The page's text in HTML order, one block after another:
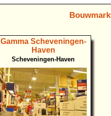
Gamma Scheveningen-
Haven
Scheveningen-Haven